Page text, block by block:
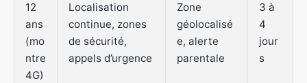
12
ans
(mo
ntre
4G)
Localisation
continue, zones
de sécurité,
appels d’urgence
Zone
géolocalisé
e, alerte
parentale
3 à
4
jour
s